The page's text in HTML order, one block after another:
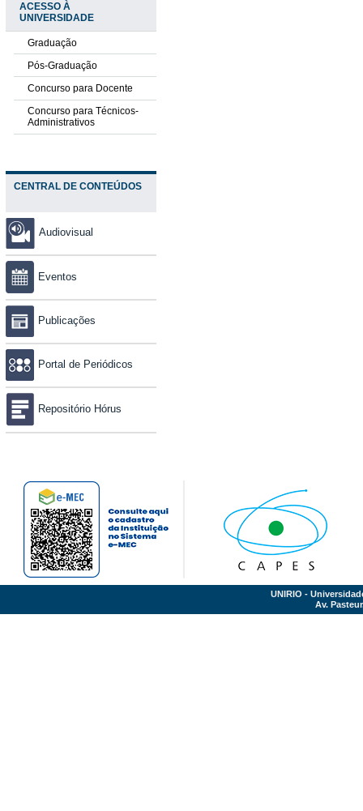
ACESSO À
UNIVERSIDADE
Graduação
Pós-Graduação
Concurso para Docente
Concurso para Técnicos-
Administrativos
CENTRAL DE CONTEÚDOS
Audiovisual
Eventos
Publicações
Portal de Periódicos
Repositório Hórus
UNIRIO -
Av.